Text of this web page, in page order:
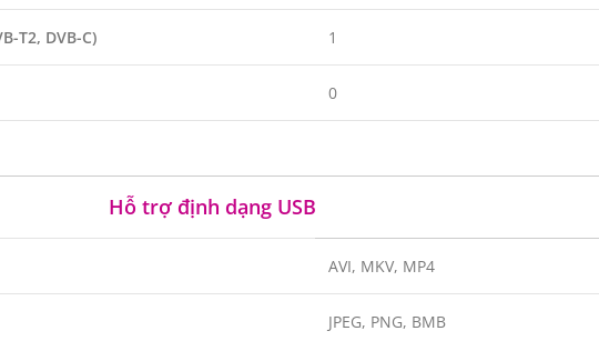
T2, DVB-C) 1
0
Hỗ trợ định dạng USB
AVI, MKV, MP4
JPEG, PNG, BMB